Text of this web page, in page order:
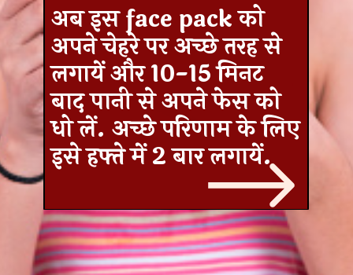
अब इस face pack को
अपने चेहरे पर अच्छे तरह से
लगायें और 10-15 मिनट
बाद पानी से अपने फेस को
धो लें. अच्छे परिणाम के लिए
इसे हफ्ते में 2 बार लगायें.